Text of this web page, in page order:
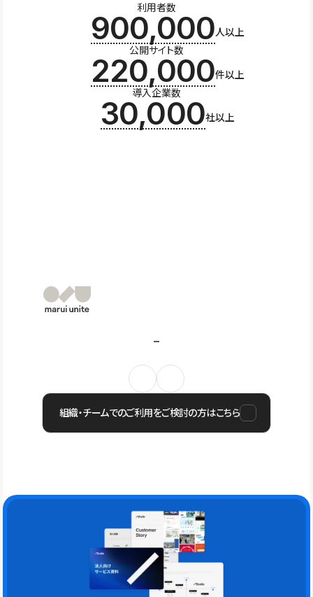
利用者数
900,000人以上
公開サイト数
220,000件以上
導入企業数
30,000社以上
組織・チームでのご利用をご検討の方はこちら